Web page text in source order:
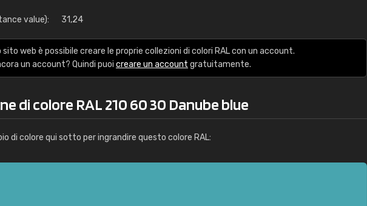
value): 31,24
web è possibile creare le proprie collezioni di colori RAL con un account.
un account? Quindi puoi creare un account gratuitamente.
di colore RAL 210 60 30 Danube blue
di colore qui sotto per ingrandire questo colore RAL:
RAL K7 a base d'acqua